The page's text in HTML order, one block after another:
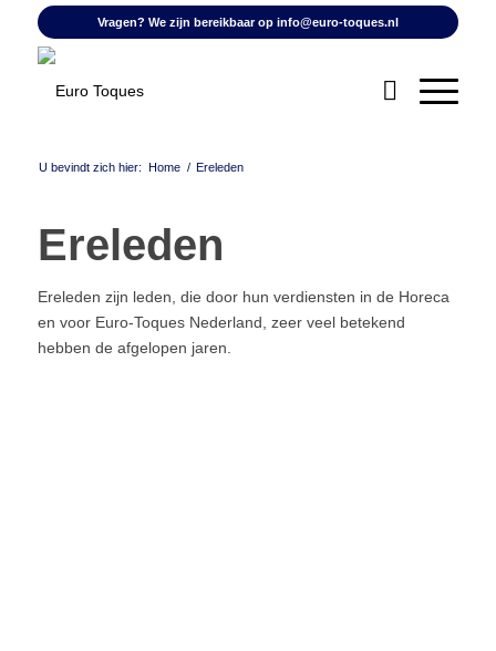
Vragen? We zijn bereikbaar op info@euro-toques.nl
U bevindt zich hier: Home / Ereleden
Ereleden
Ereleden zijn leden, die door hun verdiensten in de Horeca
en voor Euro-Toques Nederland, zeer veel betekend
hebben de afgelopen jaren.